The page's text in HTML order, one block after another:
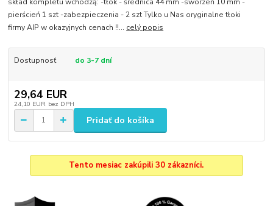
pierścień 1 szt -zabezpieczenia - 2 szt Tylko u Nas oryginalne tłoki
firmy AIP w okazyjnych cenach !!... celý popis
Dostupnosť do 3-7 dní
29,64 EUR
24,10 EUR bez DPH
Pridať do košíka
Tento mesiac zakúpili 30 zákazníci.